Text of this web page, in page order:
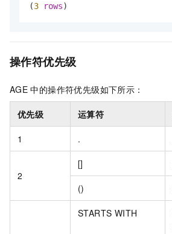
(3 rows)
操作符优先级
AGE 中的操作符优先级如下所示：
优先级 运算符
1 .
2
[]
()
STARTS WITH